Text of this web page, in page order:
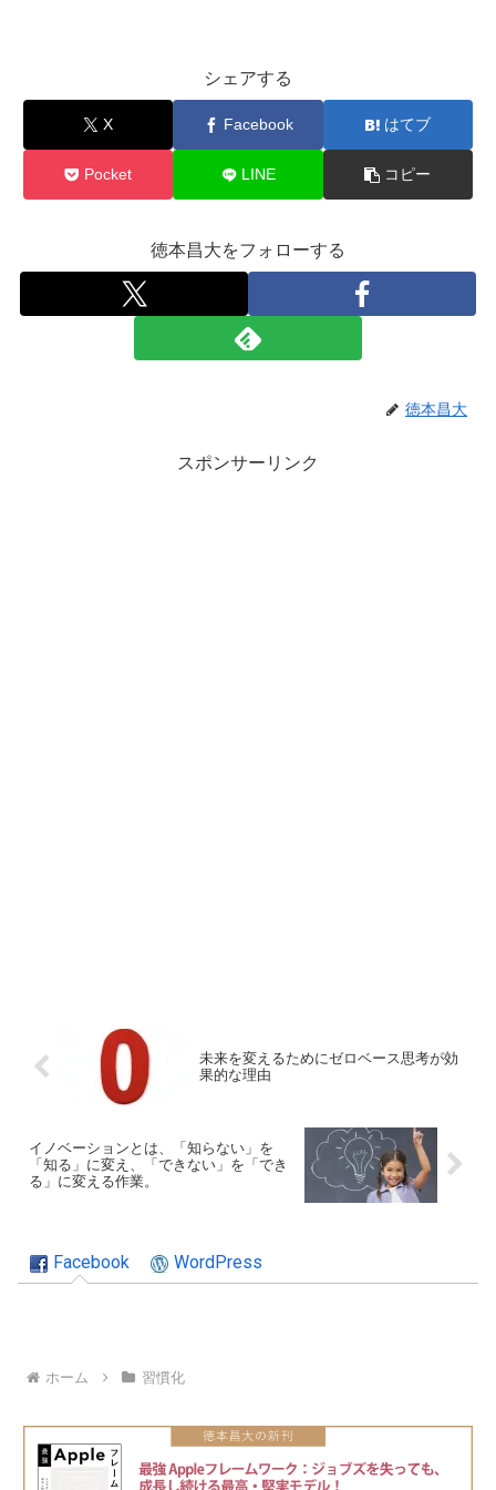
シェアする
X Facebook はてブ
Pocket LINE コピー
徳本昌大をフォローする
徳本昌大
スポンサーリンク
未来を変えるためにゼロベース思考が効
果的な理由
イノベーションとは、「知らない」を
「知る」に変え、「できない」を「でき
る」に変える作業。
Facebook WordPress
ホーム 習慣化